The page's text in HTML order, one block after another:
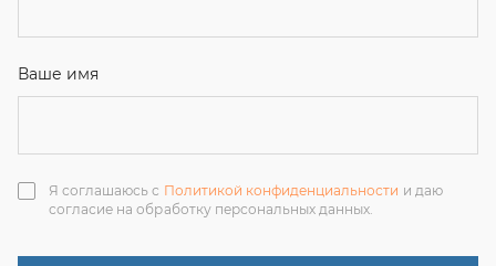
+7 (351) 214-36-26
+7 (922) 74-71-055